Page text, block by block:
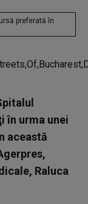
preferată în
în urma unei
această
Raluca